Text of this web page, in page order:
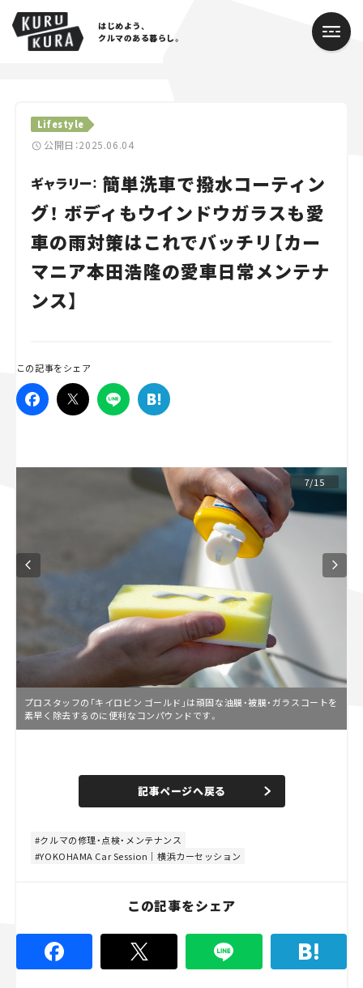
はじめよう、
クルマのある暮らし。
Lifestyle
公開日：2025.06.04
ギャラリー： 簡単洗車で撥水コーティン
グ！ ボディもウインドウガラスも愛
車の雨対策はこれでバッチリ【カー
マニア本田浩隆の愛車日常メンテナ
ンス】
この記事をシェア
7/15
プロスタッフの「キイロビン ゴールド」は頑固な油膜・被膜・ガラスコートを
素早く除去するのに便利なコンパウンドです。
n
e
d
8
記事ページへ戻る
クルマの修理・点検・メンテナンス
YOKOHAMA Car Session｜横浜カーセッション
この記事をシェア
Cars
Lifestyle
Traffic
Special
Series
スズキ ジムニー｜Suzuki Jimny
マツダ｜Mazda
マツダ ロードスター｜Mazda Roadster